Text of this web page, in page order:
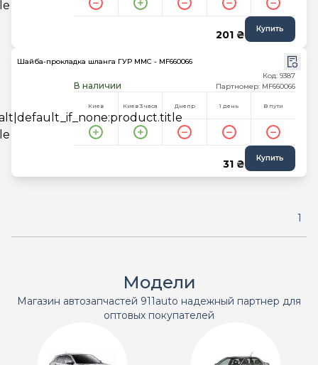
201 ₴ Купить
Шайба-прокладка шланга ГУР MMC - MF660066
В наличии
Код: 9387
Партномер: MF660066
Киев Киев 3 часа Днепр 1 день В пути
31 ₴ Купить
1
Модели
Магазин автозапчастей 911auto надежный партнер для
оптовых покупателей